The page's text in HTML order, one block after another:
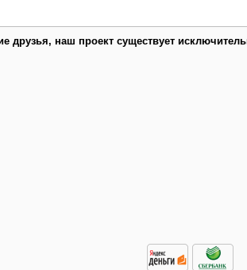
друзья, наш проект существует